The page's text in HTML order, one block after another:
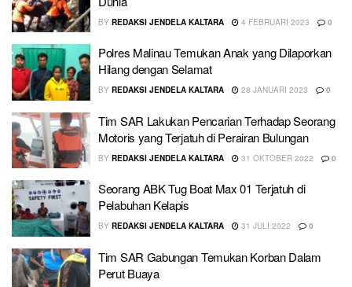
BY REDAKSI JENDELA KALTARA 4 FEBRUARI 2023 0
Polres Malinau Temukan Anak yang Dilaporkan
Hilang dengan Selamat
BY REDAKSI JENDELA KALTARA 28 JANUARI 2023 0
Tim SAR Lakukan Pencarian Terhadap Seorang
Motoris yang Terjatuh di Perairan Bulungan
BY REDAKSI JENDELA KALTARA 31 OKTOBER 2022 0
Seorang ABK Tug Boat Max 01 Terjatuh di
Pelabuhan Kelapis
BY REDAKSI JENDELA KALTARA 31 JULI 2022 0
Tim SAR Gabungan Temukan Korban Dalam
Perut Buaya